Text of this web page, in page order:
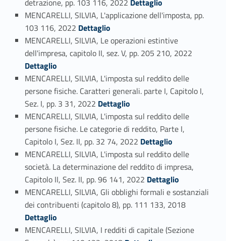
detrazione, pp. 103 116, 2022 Dettaglio
MENCARELLI, SILVIA, L'applicazione dell'imposta, pp.
103 116, 2022 Link identifier #identifier_person_163033-35
Dettaglio
MENCARELLI, SILVIA, Le operazioni estintive
dell'impresa, capitolo II, sez. V, pp. 205 210, 2022
Dettaglio
MENCARELLI, SILVIA, L'imposta sul reddito delle
persone fisiche. Caratteri generali. parte I, Capitolo I,
Sez. I, pp. 3 31, 2022 Link identifier #identifier_person_110542-37
Dettaglio
MENCARELLI, SILVIA, L'imposta sul reddito delle
persone fisiche. Le categorie di reddito, Parte I,
Capitolo I, Sez. II, pp. 32 74, 2022 Link identifier #identifier_person_74639-38
Dettaglio
MENCARELLI, SILVIA, L'imposta sul reddito delle
società. La determinazione del reddito di impresa,
Capitolo II, Sez. II, pp. 96 141, 2022 Link identifier #identifier_person_6881-39
Dettaglio
MENCARELLI, SILVIA, Gli obblighi formali e sostanziali
dei contribuenti (capitolo 8), pp. 111 133, 2018Link identifier #identifier_person_78822-40
Dettaglio
MENCARELLI, SILVIA, I redditi di capitale (Sezione
Link identifier #identifier_person_73403-41